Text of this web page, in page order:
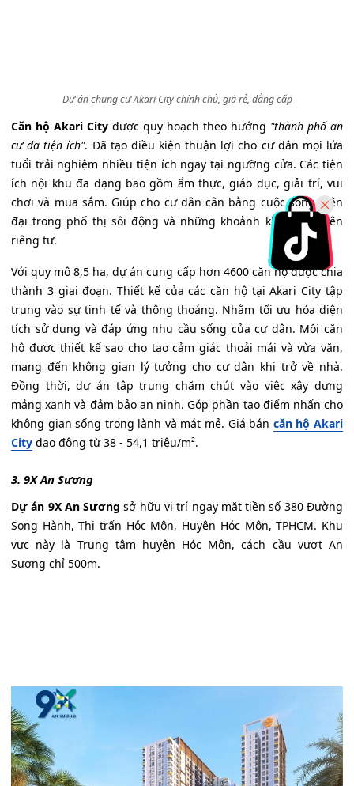
Dự án chung cư Akari City chính chủ, giá rẻ, đẳng cấp
Căn hộ Akari City được quy hoạch theo hướng "thành phố an
cư đa tiện ích". Đã tạo điều kiện thuận lợi cho cư dân mọi lứa
tuổi trải nghiệm nhiều tiện ích ngay tại ngưỡng cửa. Các tiện
ích nội khu đa dạng bao gồm ẩm thực, giáo dục, giải trí, vui
chơi và mua sắm. Giúp cho cư dân cân bằng cuộc sống hiện
đại trong phố thị sôi động và những khoảnh khắc bình yên
riêng tư.
Với quy mô 8,5 ha, dự án cung cấp hơn 4600 căn hộ được chia
thành 3 giai đoạn. Thiết kế của các căn hộ tại Akari City tập
trung vào sự tinh tế và thông thoáng. Nhằm tối ưu hóa diện
tích sử dụng và đáp ứng nhu cầu sống của cư dân. Mỗi căn
hộ được thiết kế sao cho tạo cảm giác thoải mái và vừa vặn,
mang đến không gian lý tưởng cho cư dân khi trở về nhà.
Đồng thời, dự án tập trung chăm chút vào việc xây dựng
mảng xanh và đảm bảo an ninh. Góp phần tạo điểm nhấn cho
không gian sống trong lành và mát mẻ. Giá bán căn hộ Akari
City dao động từ 38 - 54,1 triệu/m².
3. 9X An Sương
Dự án 9X An Sương sở hữu vị trí ngay mặt tiền số 380 Đường
Song Hành, Thị trấn Hóc Môn, Huyện Hóc Môn, TPHCM. Khu
vực này là Trung tâm huyện Hóc Môn, cách cầu vượt An
Sương chỉ 500m.